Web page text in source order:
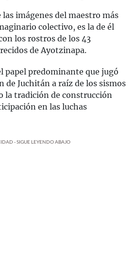
las imágenes del maestro más
colectivo, es la de él
los rostros de los 43
de Ayotzinapa.
papel predominante que jugó
de Juchitán a raíz de los sismos
la tradición de construcción
en las luchas
- SIGUE LEYENDO ABAJO